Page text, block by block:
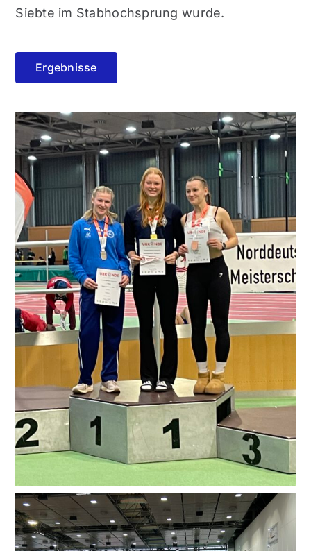
Siebte im Stabhochsprung wurde.
Ergebnisse